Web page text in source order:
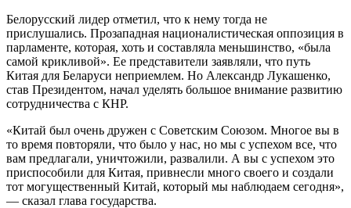
Белорусский лидер отметил, что к нему тогда не
прислушались. Прозападная националистическая оппозиция в
парламенте, которая, хоть и составляла меньшинство, «была
самой крикливой». Ее представители заявляли, что путь
Китая для Беларуси неприемлем. Но Александр Лукашенко,
став Президентом, начал уделять большое внимание развитию
сотрудничества с КНР.
«Китай был очень дружен с Советским Союзом. Многое вы в
то время повторяли, что было у нас, но мы с успехом все, что
вам предлагали, уничтожили, развалили. А вы с успехом это
приспособили для Китая, привнесли много своего и создали
тот могущественный Китай, который мы наблюдаем сегодня»,
— сказал глава государства.